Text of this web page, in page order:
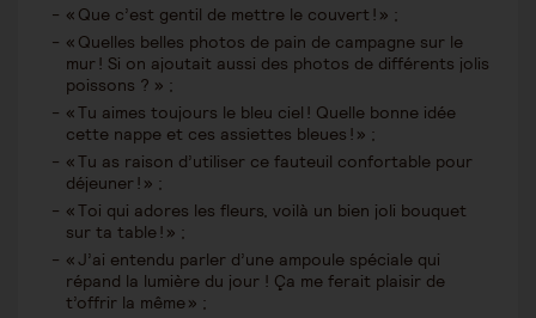
« Que c’est gentil de mettre le couvert ! » ;
« Quelles belles photos de pain de campagne sur le
mur ! Si on ajoutait aussi des photos de différents jolis
poissons ? » ;
« Tu aimes toujours le bleu ciel ! Quelle bonne idée
cette nappe et ces assiettes bleues ! » ;
« Tu as raison d’utiliser ce fauteuil confortable pour
déjeuner ! » ;
« Toi qui adores les fleurs, voilà un bien joli bouquet
sur ta table ! » ;
« J’ai entendu parler d’une ampoule spéciale qui
répand la lumière du jour ! Ça me ferait plaisir de
t’offrir la même » ;